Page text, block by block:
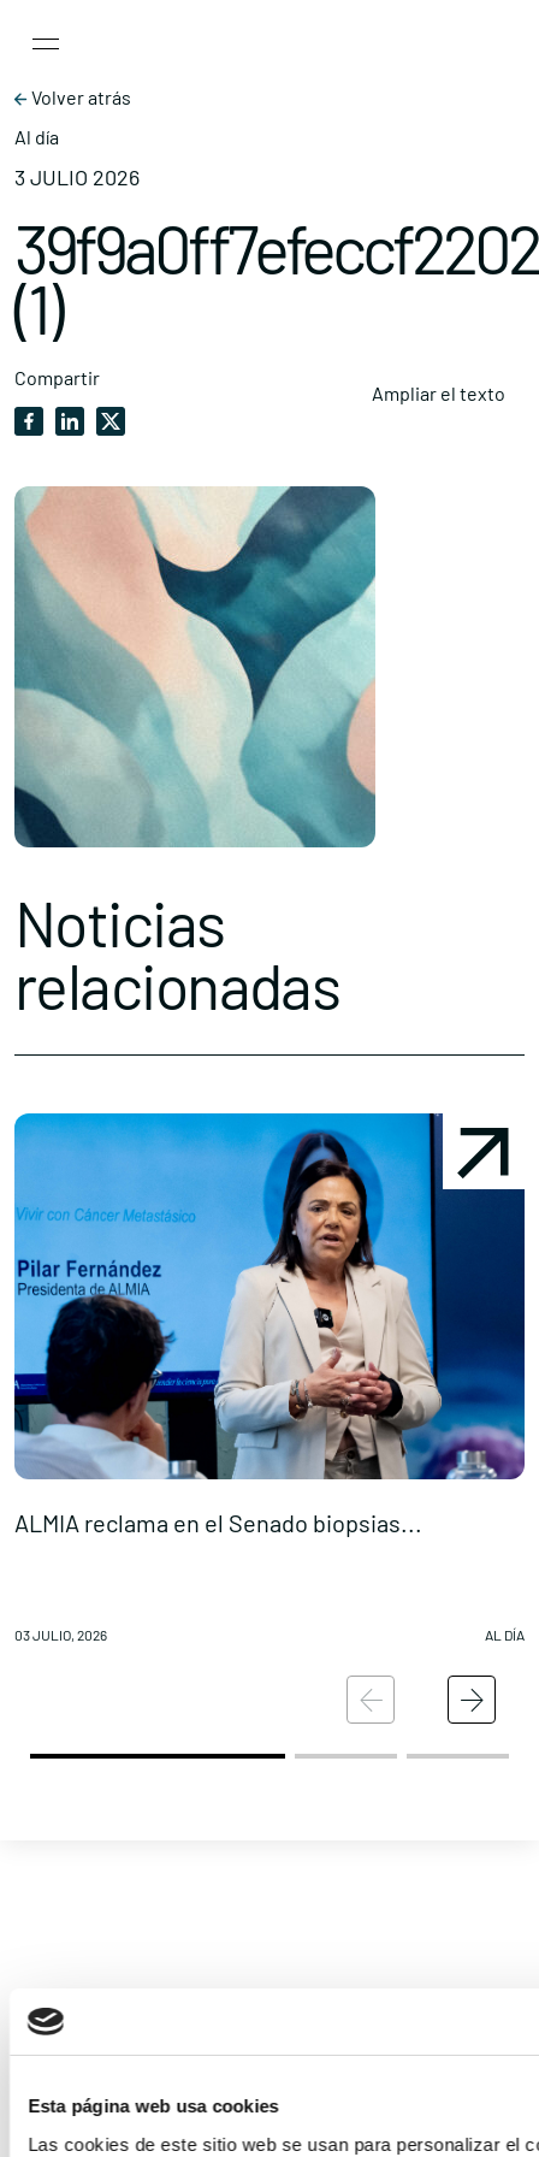
Esta página web usa cookies
Las cookies de este sitio web se usan para personalizar el
Main Navigation
Volver atrás
Al día
3 JULIO 2026
(1)
Compartir
Ampliar el texto
Noticias
relacionadas
ALMIA reclama en el Senado biopsias...
03 JULIO, 2026 AL DÍA